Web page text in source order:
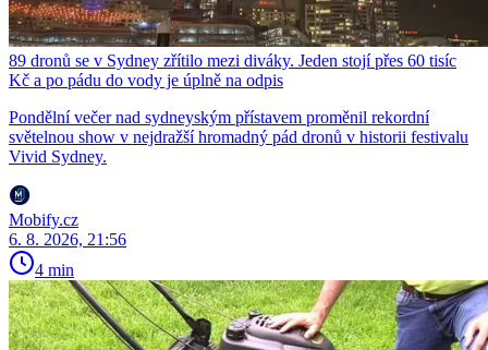
89 dronů se v Sydney zřítilo mezi diváky. Jeden stojí přes 60 tisíc
Kč a po pádu do vody je úplně na odpis
Pondělní večer nad sydneyským přístavem proměnil rekordní
světelnou show v nejdražší hromadný pád dronů v historii festivalu
Vivid Sydney.
Mobify.cz
6. 8. 2026, 21:56
4 min